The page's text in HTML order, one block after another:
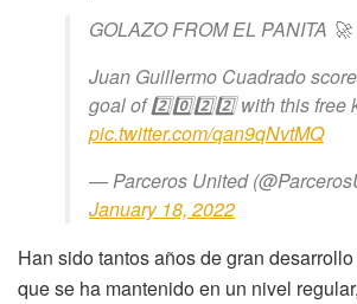
GOLAZO FROM EL PANITA 🚀
Juan Guillermo Cuadrado
goal of 2️⃣0️⃣2️⃣2️⃣ with this free
pic.twitter.com/qan9qNvtMQ
— Parceros United
January 18, 2022
Han sido tantos años de gran
que se ha mantenido en un nivel